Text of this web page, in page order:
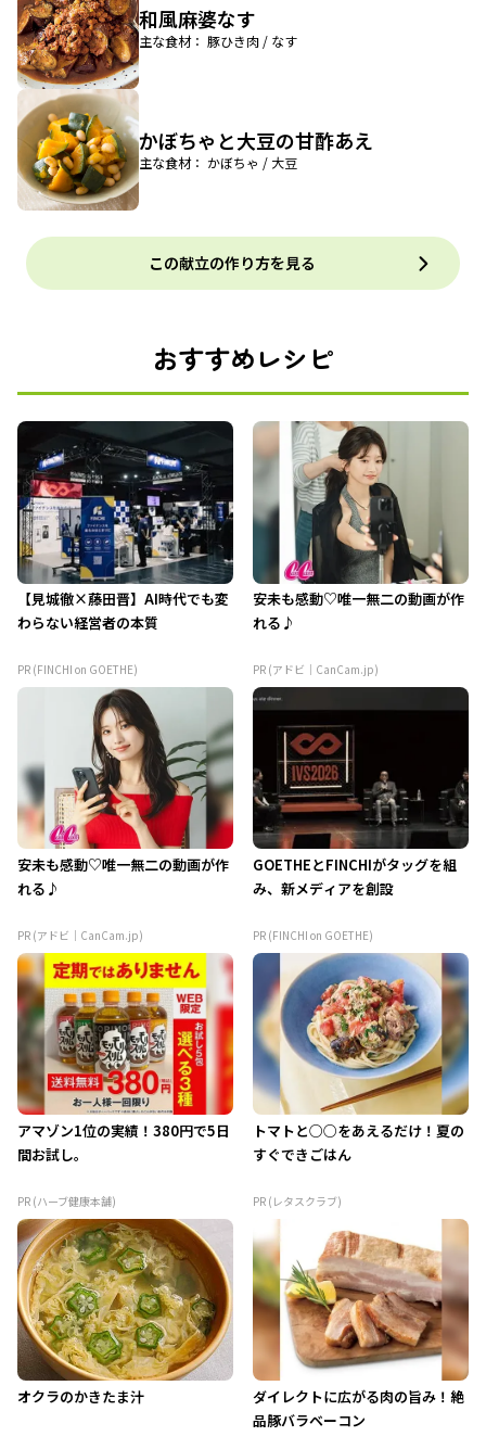
和風麻婆なす
主な食材： 豚ひき肉 / なす
かぼちゃと大豆の甘酢あえ
主な食材： かぼちゃ / 大豆
この献立の作り方を見る
おすすめレシピ
【見城徹×藤田晋】AI時代でも変
わらない経営者の本質
PR (FINCHI on GOETHE)
安未も感動♡唯一無二の動画が作
れる♪
PR (アドビ｜CanCam.jp)
安未も感動♡唯一無二の動画が作
れる♪
PR (アドビ｜CanCam.jp)
GOETHEとFINCHIがタッグを組
み、新メディアを創設
PR (FINCHI on GOETHE)
アマゾン1位の実績！380円で5日
間お試し。
PR (ハーブ健康本舗)
トマトと○○をあえるだけ！夏の
すぐできごはん
PR (レタスクラブ)
オクラのかきたま汁
ダイレクトに広がる肉の旨み！絶
品豚バラベーコン